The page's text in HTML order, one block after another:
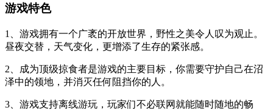
游戏特色
1、游戏拥有一个广袤的开放世界，野性之美令人叹为观止。
昼夜交替，天气变化，更增添了生存的紧张感。
2、成为顶级掠食者是游戏的主要目标，你需要守护自己在沼
泽中的领地，并消灭任何阻挡你的人。
3、游戏支持离线游玩，玩家们不必联网就能随时随地的畅